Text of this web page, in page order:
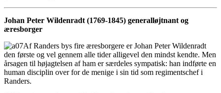
Johan Peter Wildenradt (1769-1845) generalløjtnant og
æresborger
Af Randers bys fire æresborgere er Johan Peter Wildenradt
den første og vel gennem alle tider alligevel den mindst kendte. Men
årsagen til højagtelsen af ham er særdeles sympatisk: han indførte en
human disciplin over for de menige i sin tid som regimentschef i
Randers.